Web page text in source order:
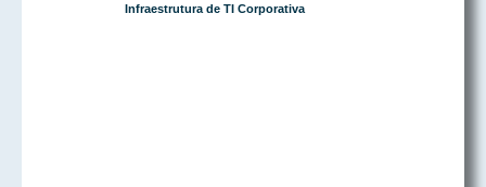
Infraestrutura de TI Corporativa